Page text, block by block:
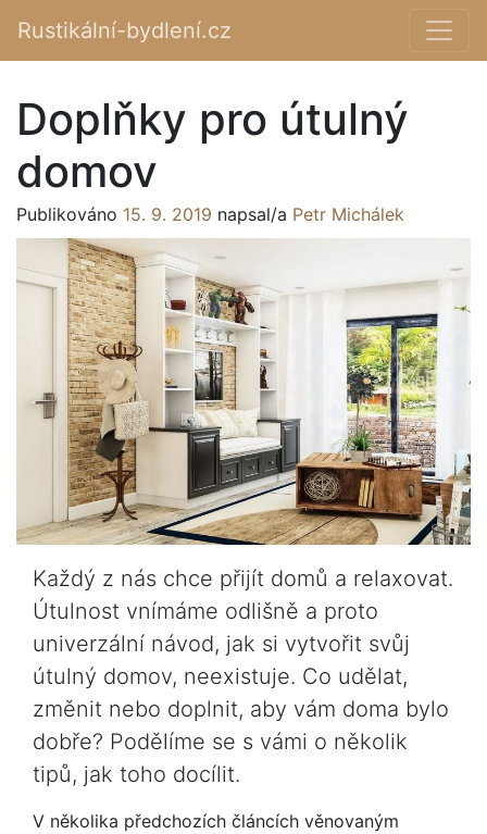
Main Navigation
Rustikální-bydlení.cz
Doplňky pro útulný
domov
Publikováno 15. 9. 2019 napsal/a Petr Michálek
Každý z nás chce přijít domů a relaxovat.
Útulnost vnímáme odlišně a proto
univerzální návod, jak si vytvořit svůj
útulný domov, neexistuje. Co udělat,
změnit nebo doplnit, aby vám doma bylo
dobře? Podělíme se s vámi o několik
tipů, jak toho docílit.
V několika předchozích článcích věnovaným